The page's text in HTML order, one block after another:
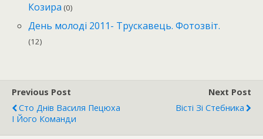
Козира (0)
День молоді 2011- Трускавець. Фотозвіт.
(12)
Previous Post
Сто Днів Василя Пецюха
І Його Команди
Next Post
Вісті Зі Стебника